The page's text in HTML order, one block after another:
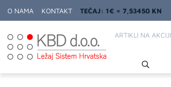
O NAMA KONTAKT TEČAJ: 1€ = 7,53450 KN
ARTIKLI NA AKCIJI